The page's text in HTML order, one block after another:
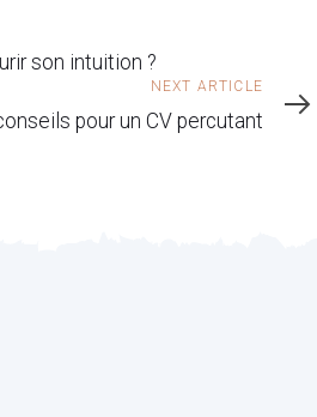
son intuition ?
NEXT ARTICLE
pour un CV percutant